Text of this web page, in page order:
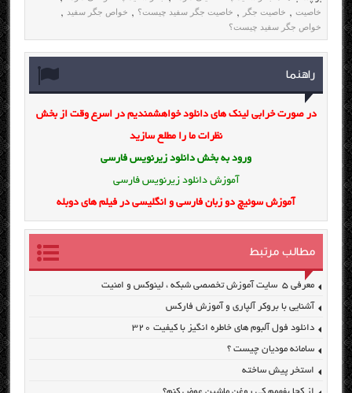
خاصیت , خاصیت جگر , خاصیت جگر سفید چیست؟ , خواص جگر سفید ,
خواص جگر سفید چیست؟
راهنما
در صورت خرابی لینک های دانلود خواهشمندیم در اسرع وقت از بخش
نظرات ما را مطلع سازید
ورود به بخش دانلود زیرنویس فارسی
آموزش دانلود زیرنویس فارسی
آموزش سوئیچ دو زبان فارسی و انگلیسی در فیلم های دوبله
مطالب مرتبط
معرفی ۵ سایت آموزش تخصصی شبکه ، لینوکس و امنیت
آشنایی با بروکر آلپاری و آموزش فارکس
دانلود فول آلبوم های خاطره انگیز با کیفیت ۳۲۰
سامانه مودیان چیست ؟
استخر پیش ساخته